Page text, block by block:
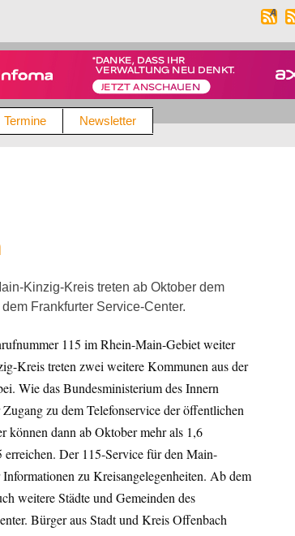
Termine Newsletter
Kinzig-Kreis treten ab Oktober dem
Frankfurter Service-Center.
115 im Rhein-Main-Gebiet weiter
Kreis treten zwei weitere Kommunen aus der
Wie das Bundesministerium des Innern
zu dem Telefonservice der öffentlichen
können dann ab Oktober mehr als 1,6
Der 115-Service für den Main-
zu Kreisangelegenheiten. Ab dem
weitere Städte und Gemeinden des
Bürger aus Stadt und Kreis Offenbach